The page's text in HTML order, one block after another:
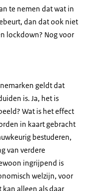
te nemen dat wat in
dan dat ook niet
lockdown? Nog voor
geldt dat
is. Ja, het is
Wat is het effect
in kaart gebracht
bestuderen,
van verdere
ingrijpend is
welzijn, voor
alleen als daar